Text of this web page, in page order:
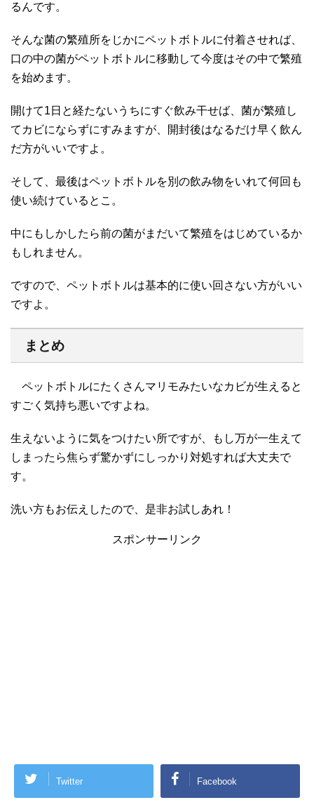
るんです。
そんな菌の繁殖所をじかにペットボトルに付着させれば、
口の中の菌がペットボトルに移動して今度はその中で繁殖
を始めます。
開けて1日と経たないうちにすぐ飲み干せば、菌が繁殖し
てカビにならずにすみますが、開封後はなるだけ早く飲ん
だ方がいいですよ。
そして、最後はペットボトルを別の飲み物をいれて何回も
使い続けているとこ。
中にもしかしたら前の菌がまだいて繁殖をはじめているか
もしれません。
ですので、ペットボトルは基本的に使い回さない方がいい
ですよ。
まとめ
ペットボトルにたくさんマリモみたいなカビが生えると
すごく気持ち悪いですよね。
生えないように気をつけたい所ですが、もし万が一生えて
しまったら焦らず驚かずにしっかり対処すれば大丈夫で
す。
洗い方もお伝えしたので、是非お試しあれ！
スポンサーリンク
Twitter Facebook